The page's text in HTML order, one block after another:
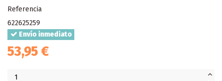
Referencia
622625259
Envío inmediato
53,95 €